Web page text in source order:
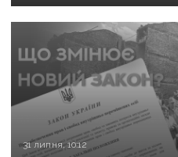
31 липня, 10:12